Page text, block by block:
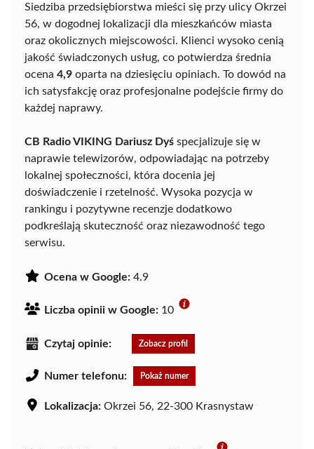
Siedziba przedsiębiorstwa mieści się przy ulicy Okrzei
56, w dogodnej lokalizacji dla mieszkańców miasta
oraz okolicznych miejscowości. Klienci wysoko cenią
jakość świadczonych usług, co potwierdza średnia
ocena 4,9 oparta na dziesięciu opiniach. To dowód na
ich satysfakcję oraz profesjonalne podejście firmy do
każdej naprawy.
CB Radio VIKING Dariusz Dyś specjalizuje się w
naprawie telewizorów, odpowiadając na potrzeby
lokalnej społeczności, która docenia jej
doświadczenie i rzetelność. Wysoka pozycja w
rankingu i pozytywne recenzje dodatkowo
podkreślają skuteczność oraz niezawodność tego
serwisu.
Ocena w Google: 4.9
Liczba opinii w Google: 10
Czytaj opinie: Zobacz profil
Numer telefonu: Pokaż numer
Lokalizacja: Okrzei 56, 22-300 Krasnystaw